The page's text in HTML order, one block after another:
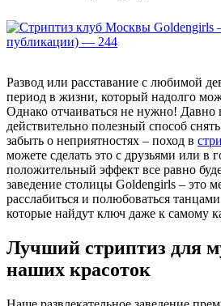
Развод или расставание с любимой
период в жизни, который надолго
Однако отчаиваться не нужно! Давно
действительно полезный способ
забыть о неприятностях – поход в
можете сделать это с друзьями или в
положительный эффект все равно
заведение столицы Goldengirls – это
расслабиться и полюбоваться
которые найдут ключ даже к самому
Лучший стриптиз для
наших красоток